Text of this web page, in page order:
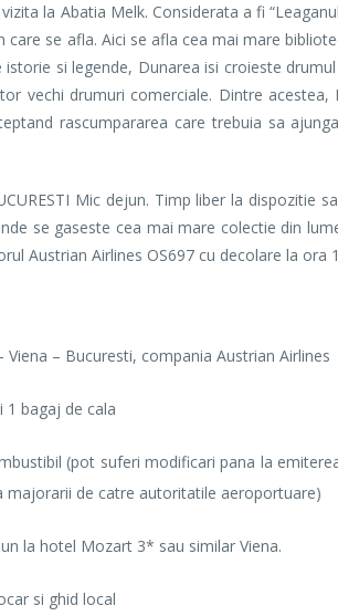
la Abatia Melk. Considerata a fi
se afla. Aici se afla cea mai mare
si legende, Dunarea isi croieste
vechi drumuri comerciale. Dintre
rascumpararea care trebuia sa
Mic dejun. Timp liber la dispozitie
se gaseste cea mai mare colectie din
Austrian Airlines OS697 cu decolare la ora
– Bucuresti, compania Austrian Airlines
1 bagaj de cala
(pot suferi modificari pana la
majorarii de catre autoritatile aeroportuare)
la hotel Mozart 3* sau similar Viena.
si ghid local